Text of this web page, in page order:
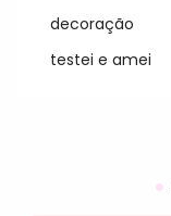
decoração
testei e amei